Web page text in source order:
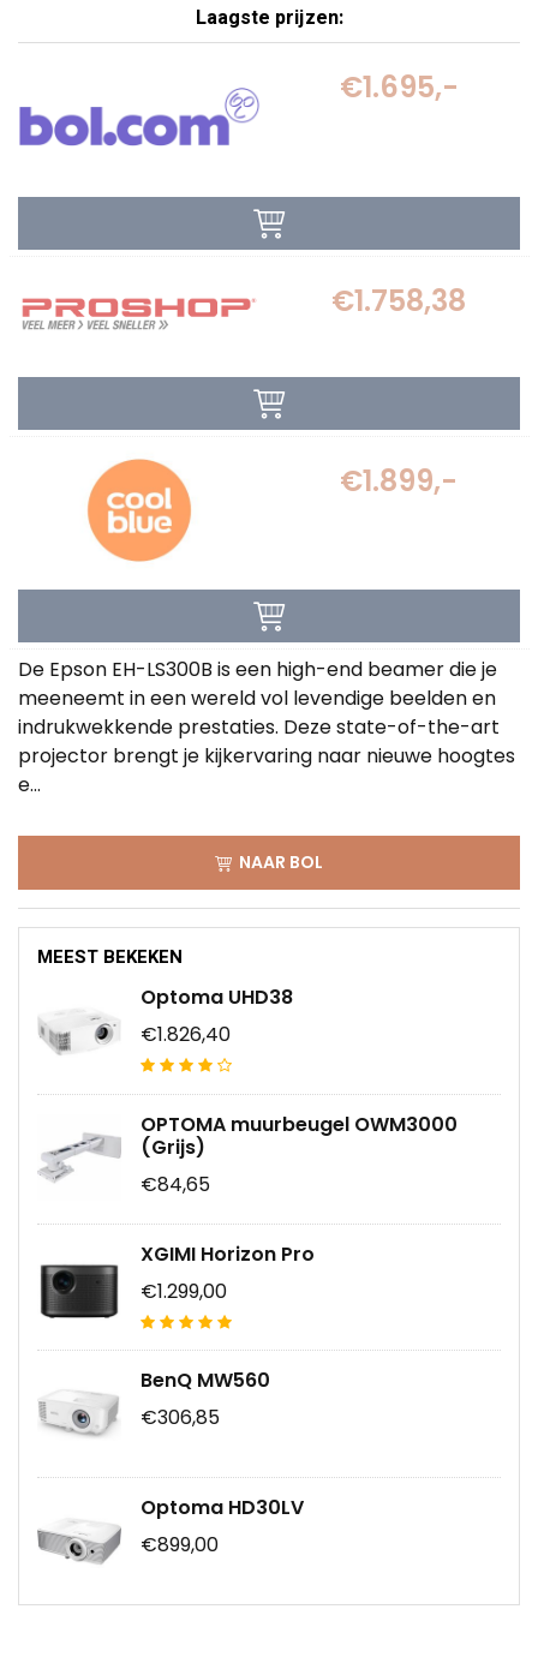
Laagste prijzen:
€1.695,-
€1.758,38
€1.899,-
De Epson EH-LS300B is een high-end beamer die je
meeneemt in een wereld vol levendige beelden en
indrukwekkende prestaties. Deze state-of-the-art
projector brengt je kijkervaring naar nieuwe hoogtes
e...
NAAR BOL
MEEST BEKEKEN
Optoma UHD38
€1.826,40
OPTOMA muurbeugel OWM3000
(Grijs)
€84,65
XGIMI Horizon Pro
€1.299,00
BenQ MW560
€306,85
Optoma HD30LV
€899,00